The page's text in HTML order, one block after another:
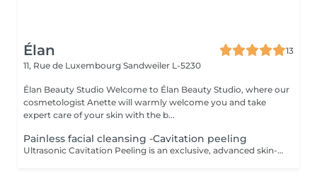
Élan
13
11, Rue de Luxembourg Sandweiler L-5230
Élan Beauty Studio Welcome to Élan Beauty Studio, where our
cosmetologist Anette will warmly welcome you and take
expert care of your skin with the b...
Painless facial cleansing -Cavitation peeling
Ultrasonic Cavitation Peeling is an exclusive, advanced skin-cleansing ritual that combines cutting-edge ultrasound technology with exceptionally gentle, luxury care. The treatment delivers deep purification, instant freshness, and a visible improvement in skin quality all without irritation or downtime. Using the phenomenon of ultrasonic cavitation, microscopic air bubbles effectively remove dead skin cells, excess sebum, and impurities from the skin's surface. The result is a complexion that feels silky-smooth, perfectly cleansed, and naturally radiant. At the same time, the treatment stimulates microcirculation and supports the skin's natural regenerative processes. The Luxury Effect on Your Skin deeply cleansed, fresh, and luminous skin smoother, more refined skin texture reduced appearance of pores diminished blackheads and congestion improved firmness and elasticity enhanced absorption of active ingredients Indications skin in need of deep yet gentle cleansing sensitive and couperose-prone skin oily, combination, and problematic skin excess sebum and environmental impurities dull complexion and loss of radiance preparation of the skin for advanced skincare treatments Contraindications pregnancy pacemaker or metal implants cancer or active oncological conditions active skin inflammation or infection epilepsy recent skin damage or open wounds thrombosis The treatment is painless, comfortable, and deeply relaxing, making it an ideal luxury event-ready facial or a refined addition to an exclusive skincare program. For optimal and long-lasting results, a personalized treatment series is recommended.